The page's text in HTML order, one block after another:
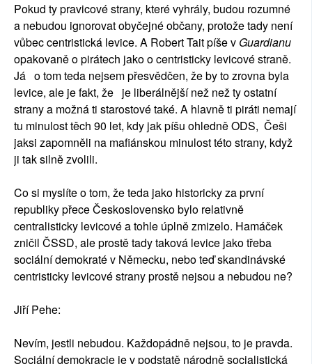
Pokud ty pravicové strany, které vyhrály, budou rozumné
a nebudou ignorovat obyčejné občany, protože tady není
vůbec centristická levice. A Robert Tait píše v Guardianu
opakovaně o pirátech jako o centristicky levicové straně.
Já o tom teda nejsem přesvědčen, že by to zrovna byla
levice, ale je fakt, že je liberálnější než než ty ostatní
strany a možná ti starostové také. A hlavně ti piráti nemají
tu minulost těch 90 let, kdy jak píšu ohledně ODS, Češi
jaksi zapomněli na mafiánskou minulost této strany, když
ji tak silně zvolili.
Co si myslíte o tom, že teda jako historicky za první
republiky přece Československo bylo relativně
centralisticky levicové a tohle úplně zmizelo. Hamáček
zničil ČSSD, ale prostě tady taková levice jako třeba
sociální demokraté v Německu, nebo teď skandinávské
centristicky levicové strany prostě nejsou a nebudou ne?
Jiří Pehe:
Nevím, jestli nebudou. Každopádně nejsou, to je pravda.
Sociální demokracie je v podstatě národně socialistická